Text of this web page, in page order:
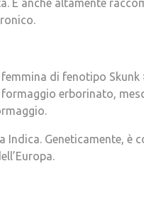
È anche altamente
di fenotipo Skunk
erborinato,
Indica. Geneticamente, è